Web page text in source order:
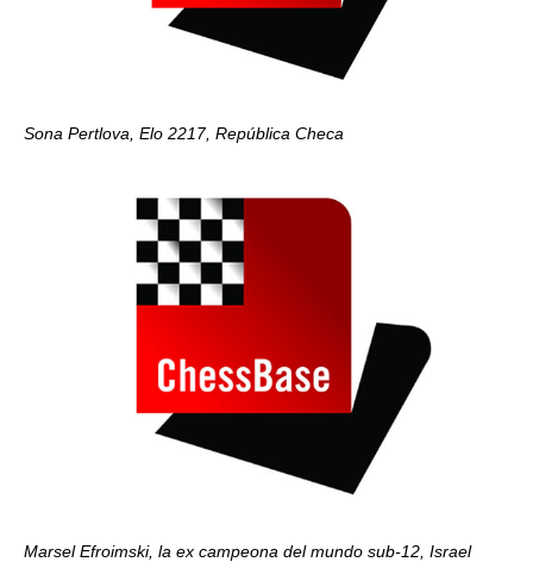
Sona Pertlova, Elo 2217, República Checa
Marsel Efroimski, la ex campeona del mundo sub-12, Israel